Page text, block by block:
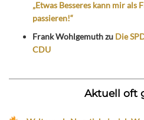
„Etwas Besseres kann mir
passieren!“
Frank Wohlgemuthzu Die
CDU
Aktuell oft